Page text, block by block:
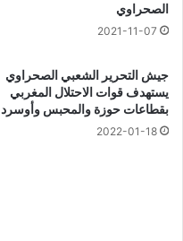
الصحراوي
2021-11-07
جيش التحرير الشعبي الصحراوي
يستهدف قوات الاحتلال المغربي
بقطاعات حوزة والمحبس وأوسرد
2022-01-18